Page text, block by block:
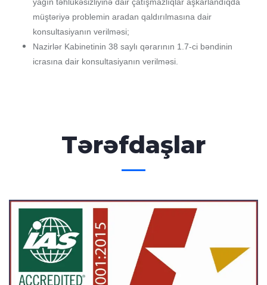
müştəriyə problemin aradan qaldırılmasına dair
konsultasiyanın verilməsi;
Nazirlər Kabinetinin 38 saylı qərarının 1.7-ci bəndinin
icrasına dair konsultasiyanın verilməsi.
Tərəfdaşlar